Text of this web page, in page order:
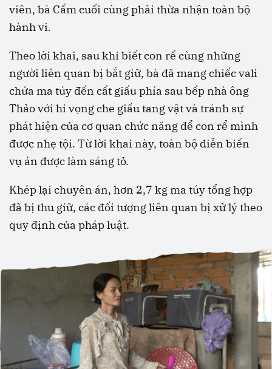
viên, bà Cẩm cuối cùng phải thừa nhận toàn bộ
hành vi.
Theo lời khai, sau khi biết con rể cùng những
người liên quan bị bắt giữ, bà đã mang chiếc vali
chứa ma túy đến cất giấu phía sau bếp nhà ông
Thảo với hi vọng che giấu tang vật và tránh sự
phát hiện của cơ quan chức năng để con rể mình
được nhẹ tội. Từ lời khai này, toàn bộ diễn biến
vụ án được làm sáng tỏ.
Khép lại chuyên án, hơn 2,7 kg ma túy tổng hợp
đã bị thu giữ, các đối tượng liên quan bị xử lý theo
quy định của pháp luật.